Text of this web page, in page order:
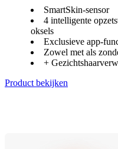
SmartSkin-sensor
4 intelligente
oksels
Exclusieve app-
Zowel met als
+
Product bekijken